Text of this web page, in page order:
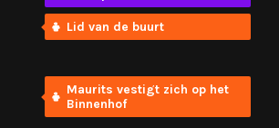
Lid van de buurt
Maurits vestigt zich op het
Binnenhof